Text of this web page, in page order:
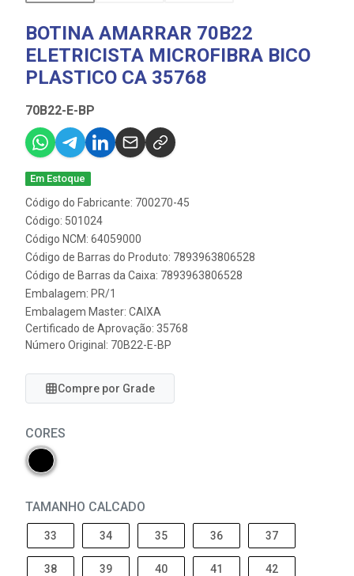
BOTINA AMARRAR 70B22
ELETRICISTA MICROFIBRA BICO
PLASTICO CA 35768
70B22-E-BP
Em Estoque
Código do Fabricante: 700270-45
Código: 501024
Código NCM: 64059000
Código de Barras do Produto: 7893963806528
Código de Barras da Caixa: 7893963806528
Embalagem: PR/1
Embalagem Master: CAIXA
Certificado de Aprovação: 35768
Número Original: 70B22-E-BP
Compre por Grade
CORES
TAMANHO CALCADO
33 34 35 36 37
38 39 40 41 42